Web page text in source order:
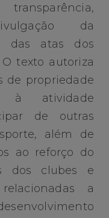
da
das atas dos
texto autoriza
de propriedade
à atividade
de outras
além de
ao reforço do
dos clubes e
a